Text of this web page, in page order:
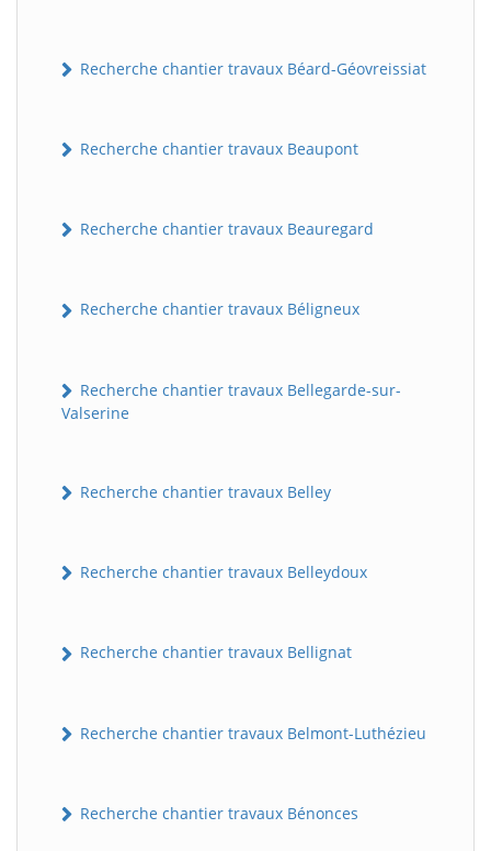
Recherche chantier travaux Béard-Géovreissiat
Recherche chantier travaux Beaupont
Recherche chantier travaux Beauregard
Recherche chantier travaux Béligneux
Recherche chantier travaux Bellegarde-sur-
Valserine
Recherche chantier travaux Belley
Recherche chantier travaux Belleydoux
Recherche chantier travaux Bellignat
Recherche chantier travaux Belmont-Luthézieu
Recherche chantier travaux Bénonces